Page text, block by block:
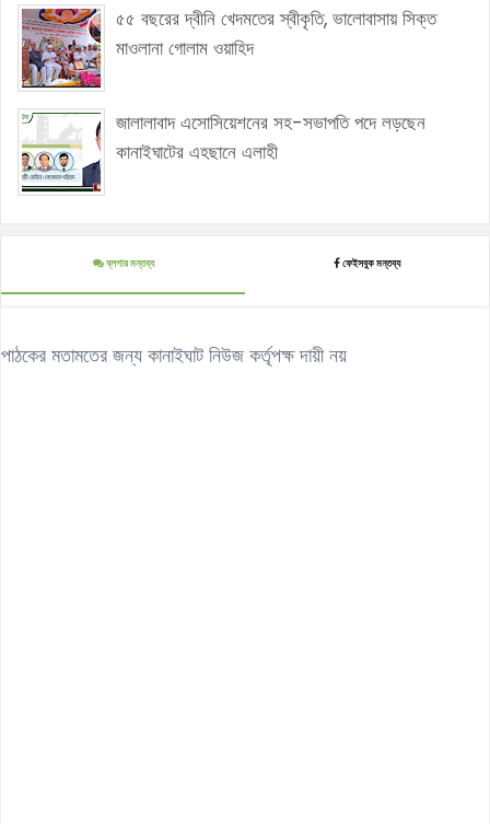
৫৫ বছরের দ্বীনি খেদমতের স্বীকৃতি, ভালোবাসায় সিক্ত
মাওলানা গোলাম ওয়াহিদ
জালালাবাদ এসোসিয়েশনের সহ-সভাপতি পদে লড়ছেন
কানাইঘাটের এহছানে এলাহী
ব্লগার মন্তব্য ফেইসবুক মন্তব্য
পাঠকের মতামতের জন্য কানাইঘাট নিউজ কর্তৃপক্ষ দায়ী নয়